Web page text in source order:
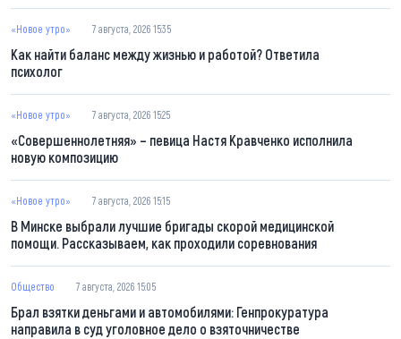
«Новое утро» 7 августа, 2026 15:35
Как найти баланс между жизнью и работой? Ответила
психолог
«Новое утро» 7 августа, 2026 15:25
«Совершеннолетняя» – певица Настя Кравченко исполнила
новую композицию
«Новое утро» 7 августа, 2026 15:15
В Минске выбрали лучшие бригады скорой медицинской
помощи. Рассказываем, как проходили соревнования
Общество 7 августа, 2026 15:05
Брал взятки деньгами и автомобилями: Генпрокуратура
направила в суд уголовное дело о взяточничестве